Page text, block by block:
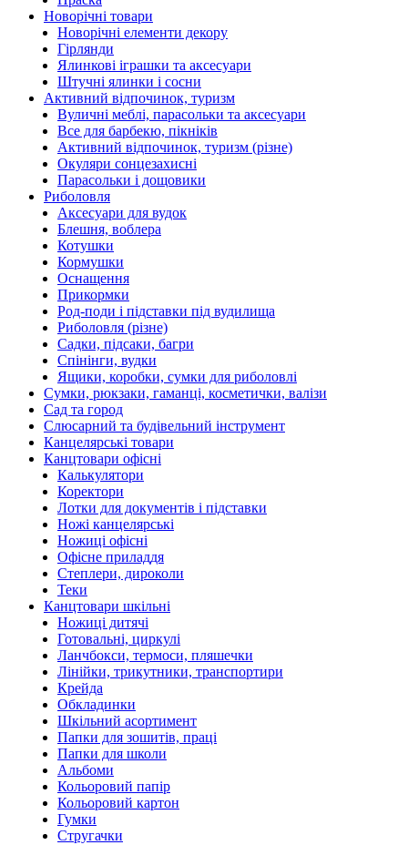
Новорічні товари
Новорічні елементи декору
Гірлянди
Ялинкові іграшки та аксесуари
Штучні ялинки і сосни
Активний відпочинок, туризм
Вуличні меблі, парасольки та аксесуари
Все для барбекю, пікніків
Активний відпочинок, туризм (різне)
Окуляри сонцезахисні
Парасольки і дощовики
Риболовля
Аксесуари для вудок
Блешня, воблера
Котушки
Кормушки
Оснащення
Прикормки
Род-поди і підставки під вудилища
Риболовля (різне)
Садки, підсаки, багри
Спінінги, вудки
Ящики, коробки, сумки для риболовлі
Сумки, рюкзаки, гаманці, косметички, валізи
Сад та город
Слюсарний та будівельний інструмент
Канцелярські товари
Канцтовари офісні
Калькулятори
Коректори
Лотки для документів і підставки
Ножі канцелярські
Ножиці офісні
Офісне приладдя
Степлери, дироколи
Теки
Канцтовари шкільні
Ножиці дитячі
Готовальні, циркулі
Ланчбокси, термоси, пляшечки
Лінійки, трикутники, транспортири
Крейда
Обкладинки
Шкільний асортимент
Папки для зошитів, праці
Папки для школи
Альбоми
Кольоровий папір
Кольоровий картон
Гумки
Стругачки